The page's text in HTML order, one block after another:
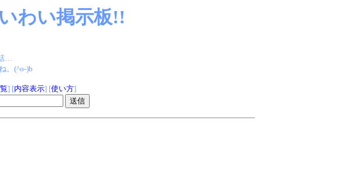
わい掲示板!!
…
。(^o-)b
] [内容表示] [使い方]